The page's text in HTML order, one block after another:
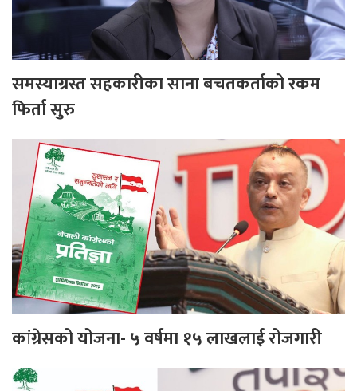
समस्याग्रस्त सहकारीका साना बचतकर्ताको रकम
फिर्ता सुरु
कांग्रेसको योजना- ५ वर्षमा १५ लाखलाई रोजगारी